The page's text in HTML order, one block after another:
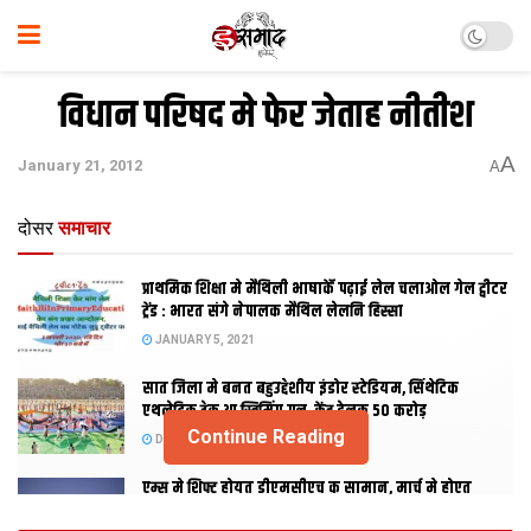
विधान परिषद मे फेर जेताह नीतीश
January 21, 2012 AA
दोसर समाचार
प्राथमिक शि‍क्षा मे मैथि‍ली भाषाकेँ पढ़ाई लेल चलाओल गेल ट्वीटर
ट्रेंड : भारत संगे नेपालक मैथिल लेलनि हिस्सा
JANUARY 5, 2021
सात जिला मे बनत बहुउद्देशीय इंडोर स्‍टेडि‍यम, सिंथेटिक
एथलेटिक ट्रेक आ स्विमिंग पुल, केंद्र देलक 50 करोड़
DECEMBER 26, 2020
एम्स मे शिफ्ट होयत डीएमसीएच क सामान, मार्च मे होएत
Continue Reading